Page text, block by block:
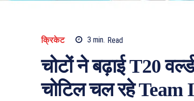
क्रिकेट 3 min. Read
चोटों ने बढ़ाई T20
चोटिल चल रहे Team